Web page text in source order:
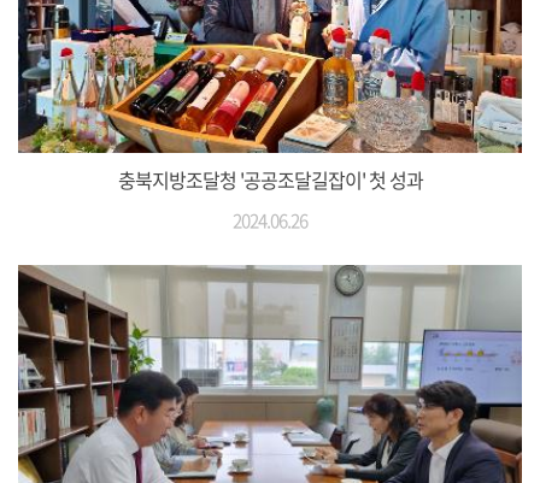
충북지방조달청 '공공조달길잡이' 첫 성과
2024.06.26